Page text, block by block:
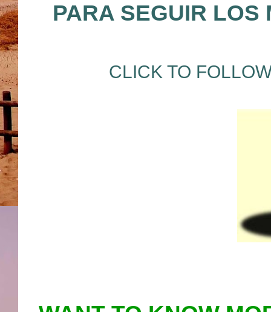
PARA SEGUIR LOS
CLICK TO